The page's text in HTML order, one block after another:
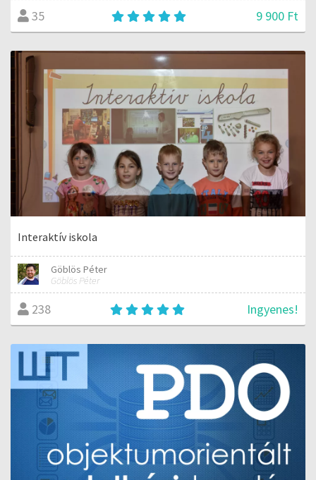
35 9 900 Ft
Interaktív iskola
Göblös Péter
Göblös Péter
238 Ingyenes!